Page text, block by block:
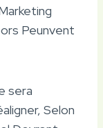
Peunvent
sera
Selon